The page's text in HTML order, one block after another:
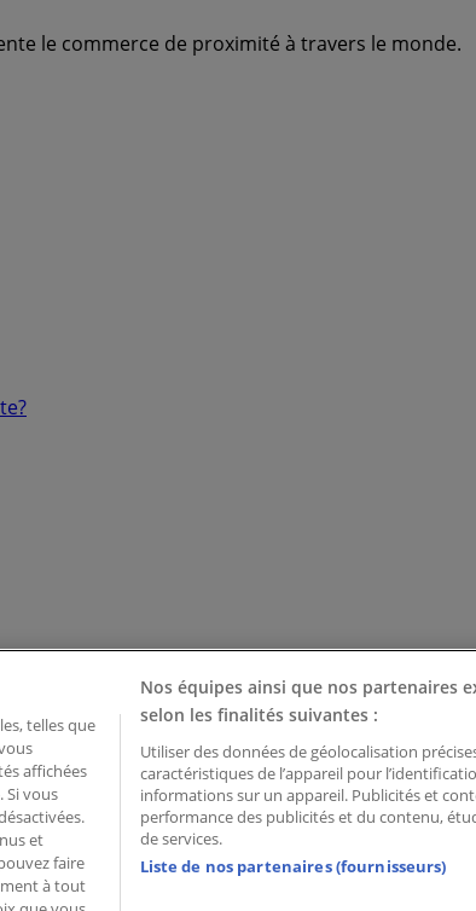
le commerce de proximité à travers le monde.
Mar – 08039 Barcelona, Spain
telles que
affichées
Si vous
et
faire
à tout
Nos équipes ainsi que nos partenaires
selon les finalités suivantes :
Utiliser des données de géolocalisation
caractéristiques de l’appareil pour
informations sur un appareil. Publicités et
performance des publicités et du contenu,
de services.
Liste de nos partenaires (fournisseurs)